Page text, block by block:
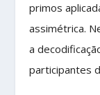
primos
assimétrica.
a
participantes